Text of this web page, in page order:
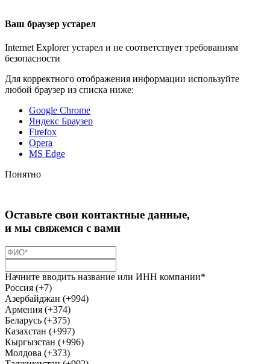
Ваш браузер устарел
Internet Explorer устарел и не соответствует требованиям
безопасности
Для корректного отображения информации используйте
любой браузер из списка ниже:
Google Chrome
Яндекс Браузер
Firefox
Opera
MS Edge
Понятно
Оставьте свои контактные данные,
и мы свяжемся с вами
Начните вводить название или ИНН компании*
Россия (+7)
Азербайджан (+994)
Армения (+374)
Беларусь (+375)
Казахстан (+997)
Кыргызстан (+996)
Молдова (+373)